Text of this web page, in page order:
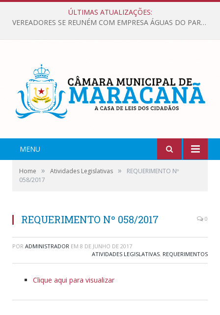
ÚLTIMAS ATUALIZAÇÕES:
VEREADORES SE REUNÉM COM EMPRESA ÁGUAS DO PARÁ, PARA APRESENTAR REIVINDICAÇÕES E MELHORIAS NA QUALIDADE DOS SERVIÇOS OFERECIDOS Á POPULAÇÃO.
MENU
Home » Atividades Legislativas »
REQUERIMENTO Nº
058/2017
REQUERIMENTO Nº 058/2017 0
POR ADMINISTRADOR EM 8 DE JUNHO DE 2017
ATIVIDADES LEGISLATIVAS, REQUERIMENTOS
Clique aqui para visualizar